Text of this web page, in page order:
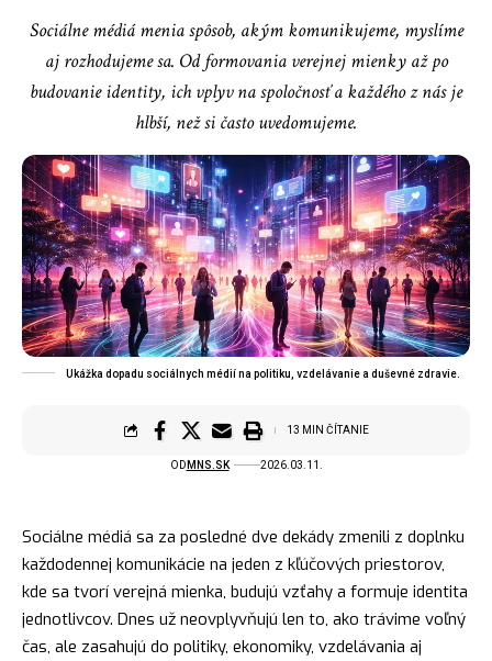
Sociálne médiá menia spôsob, akým komunikujeme, myslíme
aj rozhodujeme sa. Od formovania verejnej mienky až po
budovanie identity, ich vplyv na spoločnosť a každého z nás je
hlbší, než si často uvedomujeme.
Ukážka dopadu sociálnych médií na politiku, vzdelávanie a duševné zdravie.
OD MNS.SK 2026.03.11.
13 MIN ČÍTANIE
Sociálne médiá sa za posledné dve dekády zmenili z doplnku
každodennej komunikácie na jeden z kľúčových priestorov,
kde sa tvorí verejná mienka, budujú vzťahy a formuje identita
jednotlivcov. Dnes už neovplyvňujú len to, ako trávime voľný
čas, ale zasahujú do politiky, ekonomiky, vzdelávania aj